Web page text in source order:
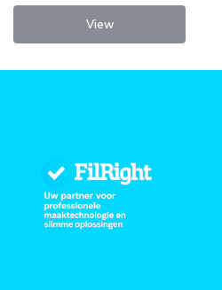
View